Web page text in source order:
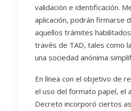
validación e identificación.
aplicación, podrán firmarse
aquellos trámites
través de TAD, tales como
una sociedad anónima
En línea con el objetivo de
el uso del formato papel, el
Decreto incorporó ciertos